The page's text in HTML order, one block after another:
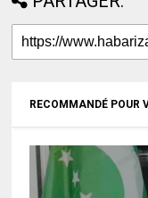
RECOMMANDÉ POUR